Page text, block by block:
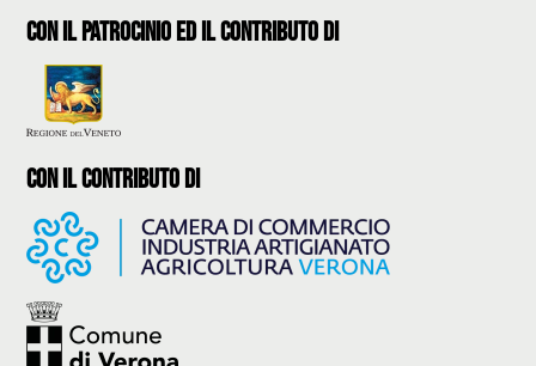
con il patrocinio ed il contributo di
con il contributo di